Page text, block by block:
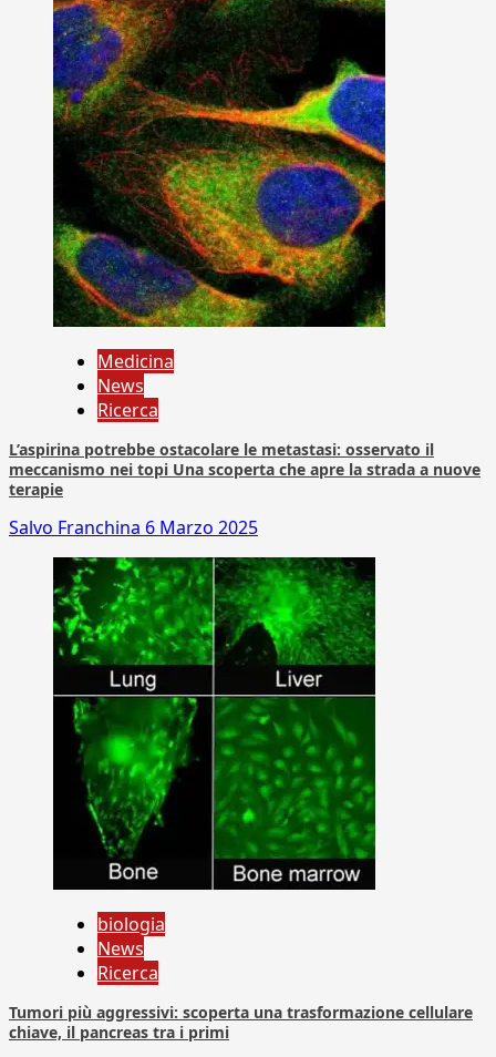
Medicina
News
Ricerca
L’aspirina potrebbe ostacolare le metastasi: osservato il
meccanismo nei topi Una scoperta che apre la strada a nuove
terapie
Salvo Franchina 6 Marzo 2025
biologia
News
Ricerca
Tumori più aggressivi: scoperta una trasformazione cellulare
chiave, il pancreas tra i primi